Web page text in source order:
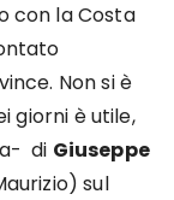
con la Costa
Non si è
giorni è utile,
di Giuseppe
sul